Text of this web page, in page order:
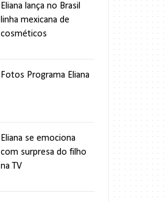
Eliana lança no Brasil
linha mexicana de
cosméticos
Fotos Programa Eliana
Eliana se emociona
com surpresa do filho
na TV